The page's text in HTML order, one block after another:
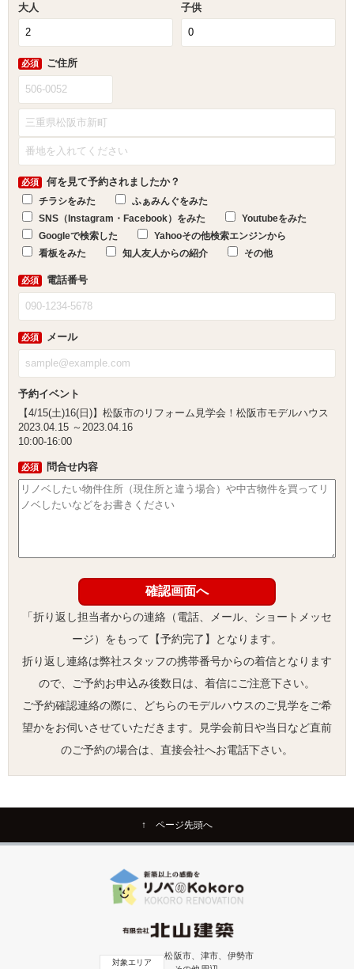
大人
子供
必須 ご住所
必須 何を見て予約されましたか？
チラシをみた
ふぁみんぐをみた
SNS（Instagram・Facebook）をみた
Youtubeをみた
Googleで検索した
Yahooその他検索エンジンから
看板をみた
知人友人からの紹介 その他
必須 電話番号
必須 メール
予約イベント
【4/15(土)16(日)】松阪市のリフォーム見学会！松阪市モデルハウス
2023.04.15 ～2023.04.16
10:00-16:00
必須 問合せ内容
「折り返し担当者からの連絡（電話、メール、ショートメッセ
ージ）をもって【予約完了】となります。
折り返し連絡は弊社スタッフの携帯番号からの着信となります
ので、ご予約お申込み後数日は、着信にご注意下さい。
ご予約確認連絡の際に、どちらのモデルハウスのご見学をご希
望かをお伺いさせていただきます。見学会前日や当日など直前
のご予約の場合は、直接会社へお電話下さい。
↑ ページ先頭へ
対象エリア
松阪市、津市、伊勢市